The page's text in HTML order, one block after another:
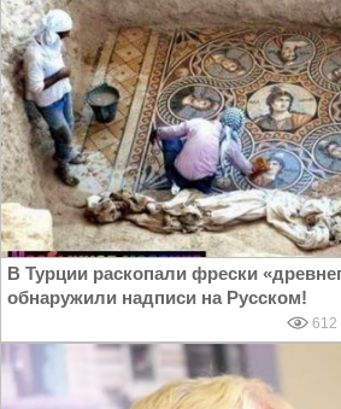
В Турции раскопали фрески
обнаружили надписи на Русском!
612